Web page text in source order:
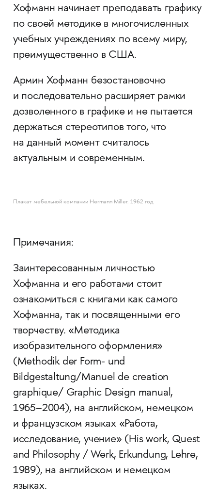
Хофманн начинает преподавать графику
по своей методике в многочисленных
учебных учреждениях по всему миру,
преимущественно в США.
Армин Хофманн безостановочно
и последовательно расширяет рамки
дозволенного в графике и не пытается
держаться стереотипов того, что
на данный момент считалось
актуальным и современным.
Плакат мебельной компании Hermann Miller. 1962 год
Примечания:
Заинтересованным личностью
Хофманна и его работами стоит
ознакомиться с книгами как самого
Хофманна, так и посвященными его
творчеству. «Методика
изобразительного оформления»
(Methodik der Form- und
Bildgestaltung/Manuel de creation
graphique/ Graphic Design manual,
1965–2004), на английском, немецком
и французском языках «Работа,
исследование, учение» (His work, Quest
and Philosophy / Werk, Erkundung, Lehre,
1989), на английском и немецком
языках.